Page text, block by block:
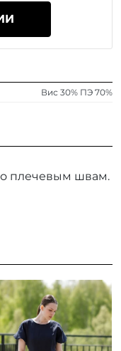
Вис 30% ПЭ 70%
плечевым швам.